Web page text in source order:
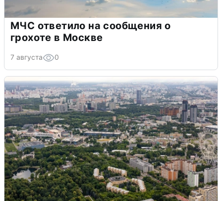
МЧС ответило на сообщения о
грохоте в Москве
7 августа 0